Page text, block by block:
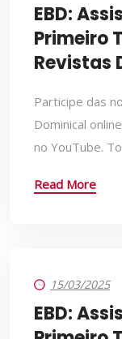
EBD:
Primeiro
Revistas
Participe das
Dominical
no YouTube.
Read More
15/03/2025
EBD: